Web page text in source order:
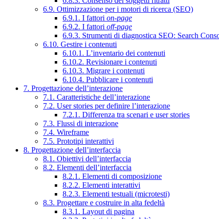
6.9. Ottimizzazione per i motori di ricerca (SEO)
6.9.1. I fattori on-page
6.9.2. I fattori off-page
6.9.3. Strumenti di diagnostica SEO: Search
6.10. Gestire i contenuti
6.10.1. L’inventario dei contenuti
6.10.2. Revisionare i contenuti
6.10.3. Migrare i contenuti
6.10.4. Pubblicare i contenuti
7. Progettazione dell’interazione
7.1. Caratteristiche dell’interazione
7.2. User stories per definire l’interazione
7.2.1. Differenza tra scenari e user stories
7.3. Flussi di interazione
7.4. Wireframe
7.5. Prototipi interattivi
8. Progettazione dell’interfaccia
8.1. Obiettivi dell’interfaccia
8.2. Elementi dell’interfaccia
8.2.1. Elementi di composizione
8.2.2. Elementi interattivi
8.2.3. Elementi testuali (microtesti)
8.3. Progettare e costruire in alta fedeltà
8.3.1. Layout di pagina